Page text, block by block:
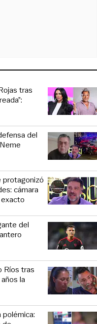
tras
del
protagonizó
cámara
del
Ríos tras
la